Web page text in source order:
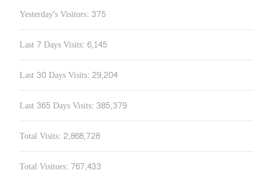
Yesterday's Visitors: 375
Last 7 Days Visits: 6,145
Last 30 Days Visits: 29,204
Last 365 Days Visits: 385,379
Total Visits: 2,868,728
Total Visitors: 767,433